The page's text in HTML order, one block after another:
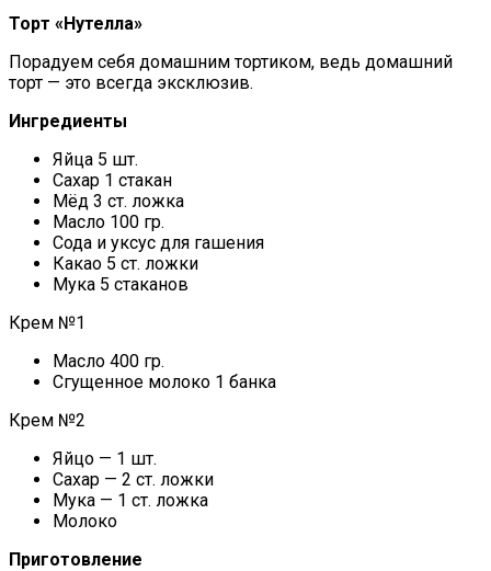
Торт «Нутелла»
Порадуем себя домашним тортиком, ведь домашний
торт — это всегда эксклюзив.
Ингредиенты
Яйца 5 шт.
Сахар 1 стакан
Мёд 3 ст. ложка
Масло 100 гр.
Сода и уксус для гашения
Какао 5 ст. ложки
Мука 5 стаканов
Крем №1
Масло 400 гр.
Сгущенное молоко 1 банка
Крем №2
Яйцо — 1 шт.
Сахар — 2 ст. ложки
Мука — 1 ст. ложка
Молоко
Приготовление